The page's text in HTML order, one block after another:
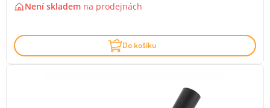
Není skladem na prodejnách
Do košíku